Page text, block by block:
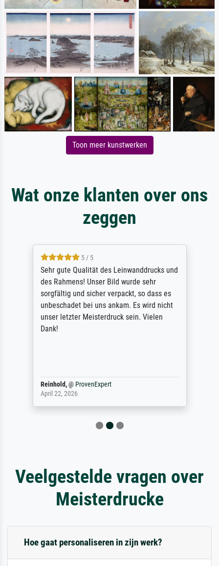
Toon meer kunstwerken
Wat onze klanten over ons
zeggen
5 / 5
Sehr gute Qualität des Leinwanddrucks und
des Rahmens! Unser Bild wurde sehr
sorgfältig und sicher verpackt, so dass es
unbeschadet bei uns ankam. Es wird nicht
unser letzter Meisterdruck sein. Vielen
Dank!
Reinhold,@ ProvenExpert
April 22, 2026
Veelgestelde vragen over
Meisterdrucke
Hoe gaat personaliseren in zijn werk?